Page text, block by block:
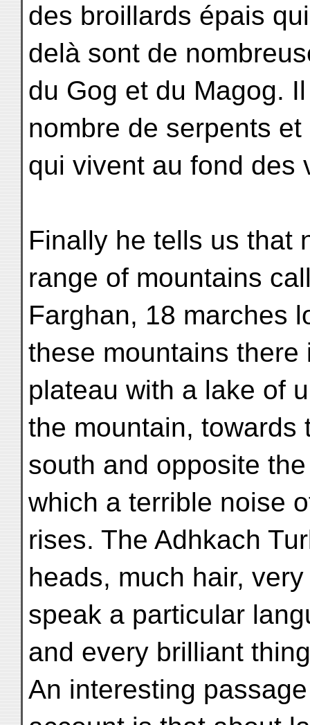
des broillards épais
delà sont de
du Gog et du Magog.
nombre de serpents
qui vivent au fond des
Finally he tells us that
range of mountains
Farghan, 18 marches
these mountains there
plateau with a lake of
the mountain, towards
south and opposite
which a terrible noise
rises. The Adhkach
heads, much hair,
speak a particular
and every brilliant
An interesting